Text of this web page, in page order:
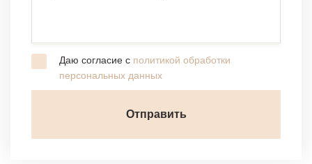
Даю согласие с политикой обработки
персональных данных